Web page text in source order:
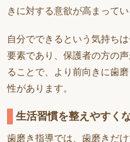
きに対する意欲が高まってい
自分でできるという気持ち
要素であり、保護者の方の
ることで、より前向きに歯
性があります。
生活習慣を整えやすく
歯磨き指導では、歯磨きだ